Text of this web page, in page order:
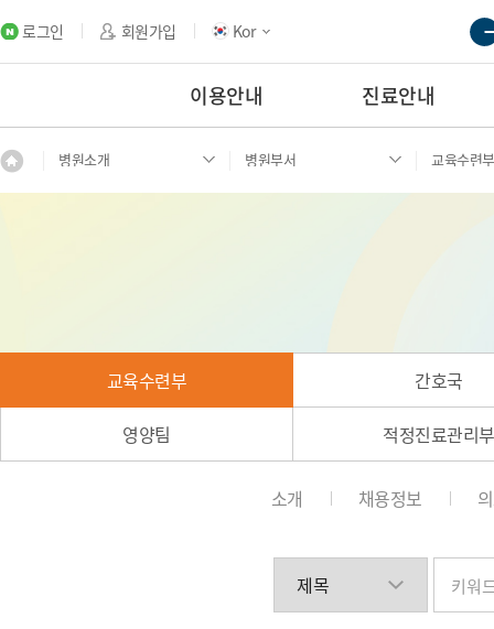
로그인 회원가입 Kor
이용안내 진료안내
병원소개 병원부서 교육수련부
교육수련부 간호국
영양팀 적정진료관리부
소개 채용정보